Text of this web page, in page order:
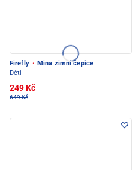
Firefly · Mina zimní čepice
Děti
249 Kč
649 Kč